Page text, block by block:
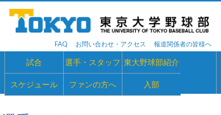
FAQ お問い合わせ・アクセス 報道関係者の皆様へ
試合 選手・スタッフ 東大野球部紹介
スケジュール ファンの方へ 入部